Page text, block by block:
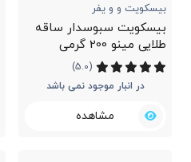
بیسکویت و و یفر
بیسکویت سبوسدار ساقه
طلایی مینو 200 گرمی
(5.0)
در انبار موجود نمی باشد
مشاهده